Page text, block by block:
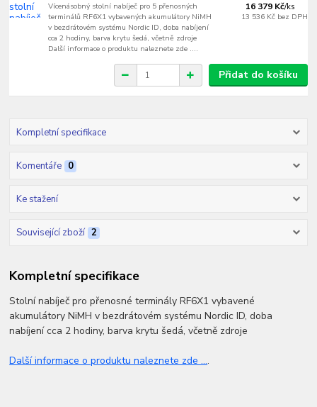
Vícenásobný stolní nabíječ pro 5 přenosných
terminálů RF6X1 vybavených akumulátory NiMH
v bezdrátovém systému Nordic ID, doba nabíjení
cca 2 hodiny, barva krytu šedá, včetně zdroje
Další informace o produktu naleznete zde ....
16 379 Kč/ks
13 536 Kč bez DPH
Přidat do košíku
Kompletní specifikace
Komentáře 0
Ke stažení
Související zboží 2
Kompletní specifikace
Stolní nabíječ pro přenosné terminály RF6X1 vybavené
akumulátory NiMH v bezdrátovém systému Nordic ID, doba
nabíjení cca 2 hodiny, barva krytu šedá, včetně zdroje
Další informace o produktu naleznete zde ....